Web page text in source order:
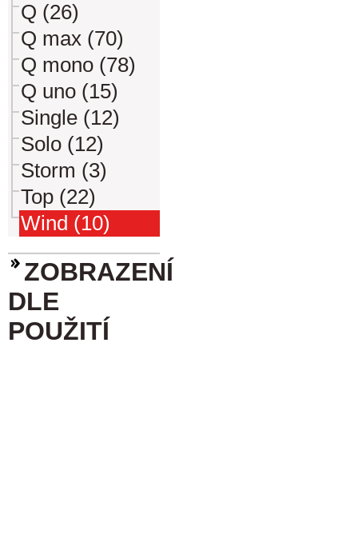
Q (26)
Q max (70)
Q mono (78)
Q uno (15)
Single (12)
Solo (12)
Storm (3)
Top (22)
Wind (10)
ZOBRAZENÍ
DLE
POUŽITÍ